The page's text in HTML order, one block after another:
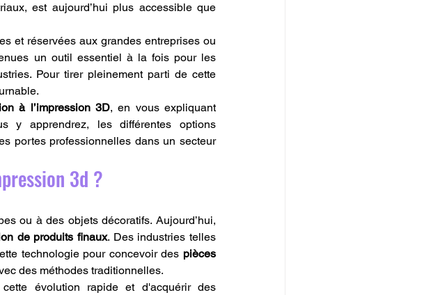
est aujourd’hui plus accessible que
et réservées aux grandes entreprises ou
un outil essentiel à la fois pour les
Pour tirer pleinement parti de cette
à l’impression 3D, en vous expliquant
y apprendrez, les différentes options
portes professionnelles dans un secteur
3d ?
ou à des objets décoratifs. Aujourd’hui,
de produits finaux. Des industries telles
technologie pour concevoir des pièces
des méthodes traditionnelles.
évolution rapide et d'acquérir des